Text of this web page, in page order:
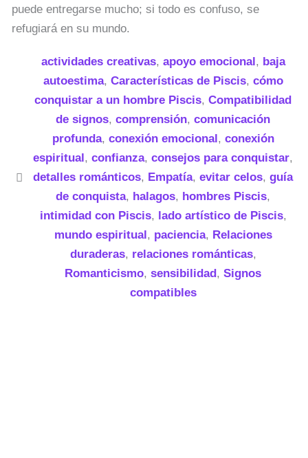
puede entregarse mucho; si todo es confuso, se
refugiará en su mundo.
actividades creativas, apoyo emocional, baja
autoestima, Características de Piscis, cómo
conquistar a un hombre Piscis,Compatibilidad
de signos,comprensión,comunicación
profunda, conexión emocional, conexión
espiritual,confianza,consejos para conquistar,
detalles románticos, Empatía,evitar celos,guía
de conquista, halagos, hombres Piscis,
intimidad con Piscis, lado artístico de Piscis,
mundo espiritual, paciencia, Relaciones
duraderas, relaciones románticas,
Romanticismo,sensibilidad,Signos
compatibles